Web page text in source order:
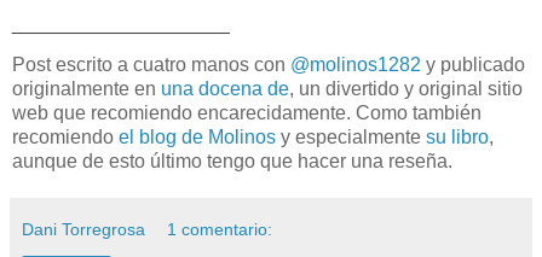
Post escrito a cuatro manos con @molinos1282 y publicado
originalmente en una docena de, un divertido y original sitio
web que recomiendo encarecidamente. Como también
recomiendo el blog de Molinos y especialmente su libro,
aunque de esto último tengo que hacer una reseña.
Dani Torregrosa 1 comentario: